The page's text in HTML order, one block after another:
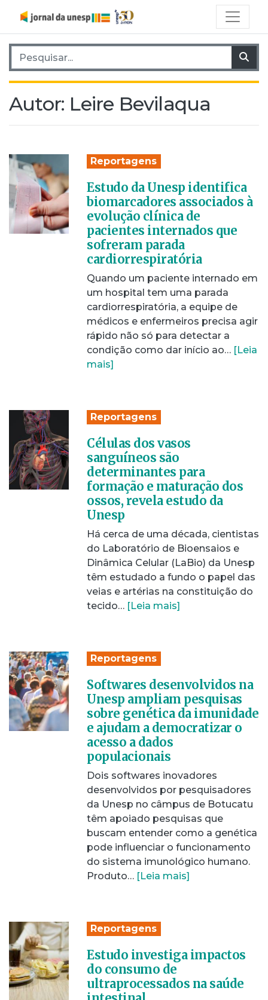
Pesquisar por:
Autor: Leire Bevilaqua
Reportagens
Estudo da Unesp identifica
biomarcadores associados à
evolução clínica de
pacientes internados que
sofreram parada
cardiorrespiratória
Quando um paciente internado em
um hospital tem uma parada
cardiorrespiratória, a equipe de
médicos e enfermeiros precisa agir
rápido não só para detectar a
condição como dar início ao… [Leia
mais]
Reportagens
Células dos vasos
sanguíneos são
determinantes para
formação e maturação dos
ossos, revela estudo da
Unesp
Há cerca de uma década, cientistas
do Laboratório de Bioensaios e
Dinâmica Celular (LaBio) da Unesp
têm estudado a fundo o papel das
veias e artérias na constituição do
tecido… [Leia mais]
Reportagens
Softwares desenvolvidos na
Unesp ampliam pesquisas
sobre genética da imunidade
e ajudam a democratizar o
acesso a dados
populacionais
Dois softwares inovadores
desenvolvidos por pesquisadores
da Unesp no câmpus de Botucatu
têm apoiado pesquisas que
buscam entender como a genética
pode influenciar o funcionamento
do sistema imunológico humano.
Produto… [Leia mais]
Reportagens
Estudo investiga impactos
do consumo de
ultraprocessados na saúde